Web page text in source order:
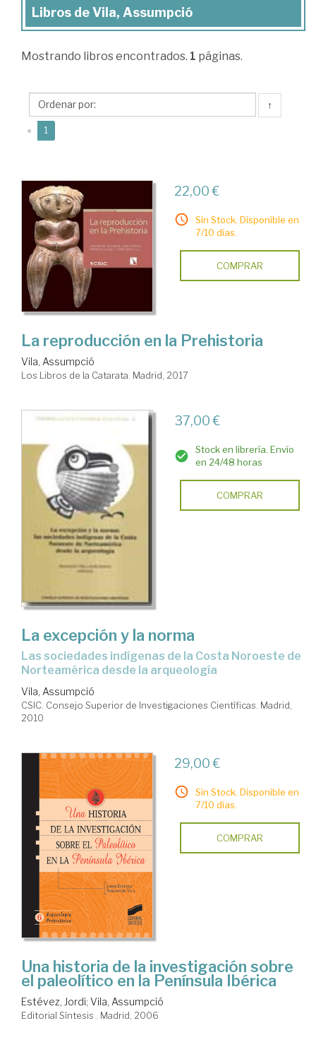
Libros
Vila,
Libros de Vila, Assumpció
Mostrando libros encontrados. 1 páginas.
↑
« 1
22,00 €
Sin Stock. Disponible en
7/10 días.
COMPRAR
La reproducción en la Prehistoria
Vila, Assumpció
Los Libros de la Catarata. Madrid, 2017
37,00 €
Stock en librería. Envío
en 24/48 horas
COMPRAR
La excepción y la norma
las sociedades indígenas de la Costa Noroeste de
Norteamérica desde la arqueología
Vila, Assumpció
CSIC. Consejo Superior de Investigaciones Científicas. Madrid,
2010
29,00 €
Sin Stock. Disponible en
7/10 días.
COMPRAR
Una historia de la investigación sobre
el paleolítico en la Península Ibérica
Estévez, Jordi; Vila, Assumpció
Editorial Síntesis . Madrid, 2006